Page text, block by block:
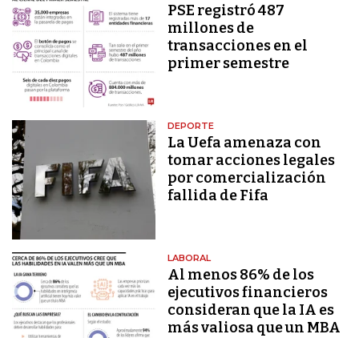
PSE registró 487
millones de
transacciones en el
primer semestre
DEPORTE
La Uefa amenaza con
tomar acciones legales
por comercialización
fallida de Fifa
LABORAL
Al menos 86% de los
ejecutivos financieros
consideran que la IA es
más valiosa que un MBA